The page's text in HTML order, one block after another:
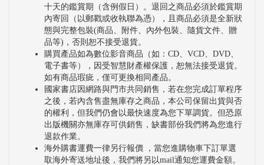
十天的鑑賞期（含例假日）。退回之商品必須於鑑賞期
內寄回（以郵戳或收執聯為憑），且商品必須是全新狀
態與完整包裝(商品、附件、內外包裝、隨貨文件、贈
品等)，否則恕不接受退貨。
購買產品如為數位影音商品（如：CD、VCD、DVD、
電子書等），因受智慧財產權保護，恕無法接受退貨。
如有商品瑕疵，僅可更換相同產品。
國家書店因網路與門市共同銷售，若在您完成訂單程序
之後，若內含售盡無庫存之商品，本公司保留出貨與否
的權利，但我們仍會以最快速度為您下單調貨。但恐原
出版機關亦無庫存可供銷售，缺書部份我們將為您進行
退款作業。
海外購書運費一律另行報價 ，當您進購物車下訂單選
取海外寄送地址後，我們將另以mail通知您運費金額。